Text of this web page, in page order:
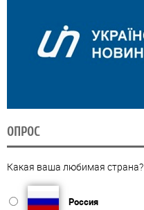
ОПРОС
Какая ваша любимая страна?
Россия